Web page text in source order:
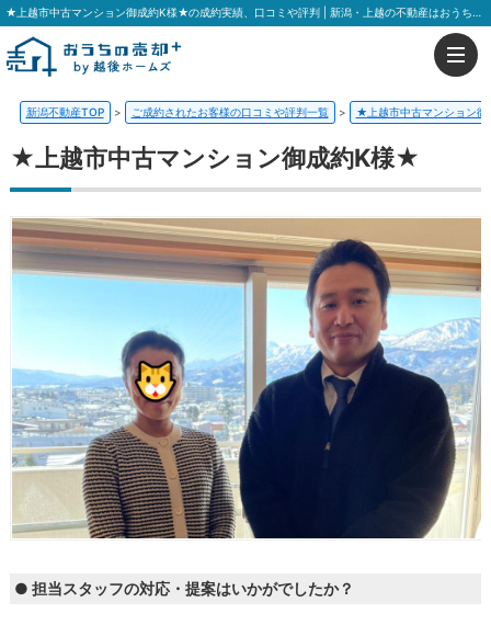
★上越市中古マンション御成約K様★の成約実績、口コミや評判 | 新潟・上越の不動産はおうちの売却プラス 越後ホームズ
新潟不動産TOP > ご成約されたお客様の口コミや評判一覧 > ★上越市中古マンション
★上越市中古マンション御成約K様★
● 担当スタッフの対応・提案はいかがでしたか？